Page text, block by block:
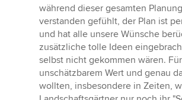
während dieser gesamten
verstanden gefühlt, der Plan ist
und hat alle unsere Wünsche
zusätzliche tolle Ideen
selbst nicht gekommen wären.
unschätzbarem Wert und genau
wollten, insbesondere in Zeiten,